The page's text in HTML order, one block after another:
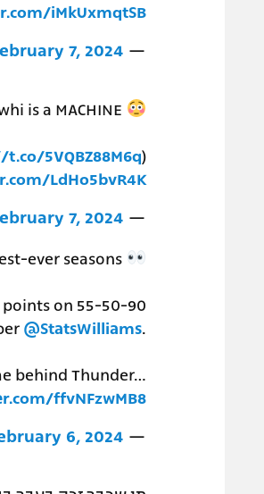
iMkUxmqtSB
— NBA on ESPN (@ESPNNBA)
7, 2024
is a MACHINE
5VQBZ88M6q)
LdHo5bvR4K
— NBACentral (@TheDunkCentral)
7, 2024
ever seasons
points on 55-50-90
@StatsWilliams.
behind Thunder…
ffvNFzwMB8
— ClutchPoints (@ClutchPoints)
6, 2024